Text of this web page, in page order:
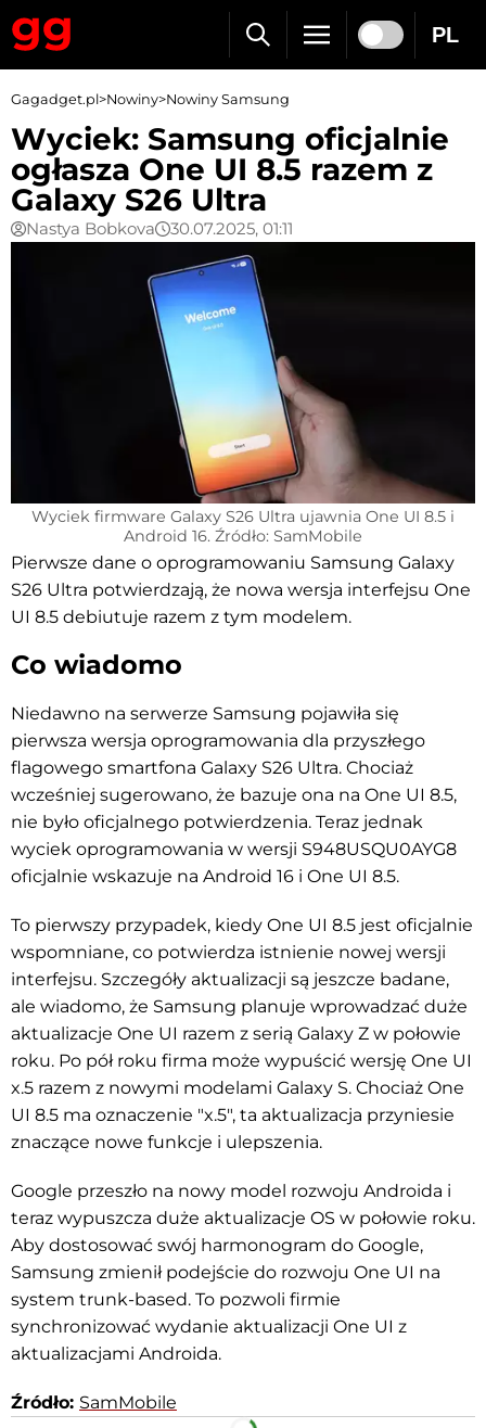
PL
Gagadget.pl>Nowiny>Nowiny Samsung
Wyciek: Samsung oficjalnie
ogłasza One UI 8.5 razem z
Galaxy S26 Ultra
Nastya Bobkova 30.07.2025, 01:11
Wyciek firmware Galaxy S26 Ultra ujawnia One UI 8.5 i
Android 16. Źródło: SamMobile
Pierwsze dane o oprogramowaniu Samsung Galaxy
S26 Ultra potwierdzają, że nowa wersja interfejsu One
UI 8.5 debiutuje razem z tym modelem.
Co wiadomo
Niedawno na serwerze Samsung pojawiła się
pierwsza wersja oprogramowania dla przyszłego
flagowego smartfona Galaxy S26 Ultra. Chociaż
wcześniej sugerowano, że bazuje ona na One UI 8.5,
nie było oficjalnego potwierdzenia. Teraz jednak
wyciek oprogramowania w wersji S948USQU0AYG8
oficjalnie wskazuje na Android 16 i One UI 8.5.
To pierwszy przypadek, kiedy One UI 8.5 jest oficjalnie
wspomniane, co potwierdza istnienie nowej wersji
interfejsu. Szczegóły aktualizacji są jeszcze badane,
ale wiadomo, że Samsung planuje wprowadzać duże
aktualizacje One UI razem z serią Galaxy Z w połowie
roku. Po pół roku firma może wypuścić wersję One UI
x.5 razem z nowymi modelami Galaxy S. Chociaż One
UI 8.5 ma oznaczenie "x.5", ta aktualizacja przyniesie
znaczące nowe funkcje i ulepszenia.
Google przeszło na nowy model rozwoju Androida i
teraz wypuszcza duże aktualizacje OS w połowie roku.
Aby dostosować swój harmonogram do Google,
Samsung zmienił podejście do rozwoju One UI na
system trunk-based. To pozwoli firmie
synchronizować wydanie aktualizacji One UI z
aktualizacjami Androida.
Źródło: SamMobile
Facebook Telegram